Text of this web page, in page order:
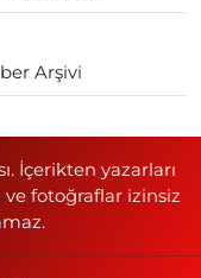
Arşivi
İçerikten yazarları
ve fotoğraflar izinsiz